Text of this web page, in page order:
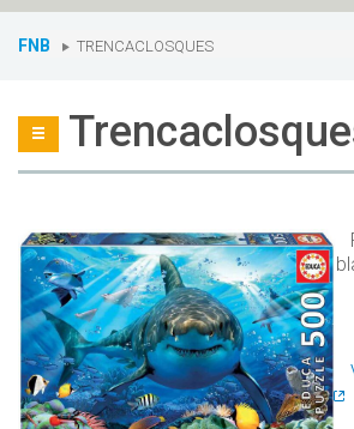
You
FNB TRENCACLOSQUES